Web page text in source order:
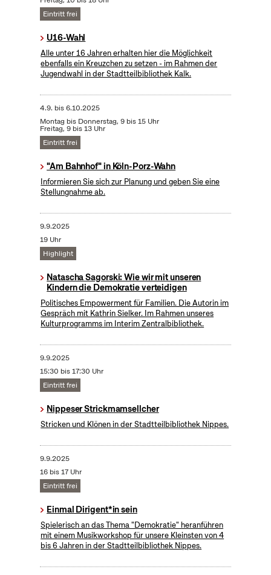
Eintritt frei
U16-Wahl
Alle unter 16 Jahren erhalten hier die Möglichkeit
ebenfalls ein Kreuzchen zu setzen - im Rahmen der
Jugendwahl in der Stadtteilbibliothek Kalk.
4.9. bis6.10.2025
Montag bis Donnerstag, 9 bis 15 Uhr
Freitag, 9 bis 13 Uhr
Eintritt frei
"Am Bahnhof" in Köln-Porz-Wahn
Informieren Sie sich zur Planung und geben Sie eine
Stellungnahme ab.
9.9.2025
19 Uhr
Highlight
Natascha Sagorski: Wie wir mit unseren
Kindern die Demokratie verteidigen
Politisches Empowerment für Familien. Die Autorin im
Gespräch mit Kathrin Sielker. Im Rahmen unseres
Kulturprogramms im Interim Zentralbibliothek.
9.9.2025
15:30 bis 17:30 Uhr
Eintritt frei
Nippeser Strickmamsellcher
Stricken und Klönen in der Stadtteilbibliothek Nippes.
9.9.2025
16 bis 17 Uhr
Eintritt frei
Einmal Dirigent*in sein
Spielerisch an das Thema "Demokratie" heranführen
mit einem Musikworkshop für unsere Kleinsten von 4
bis 6 Jahren in der Stadtteilbibliothek Nippes.